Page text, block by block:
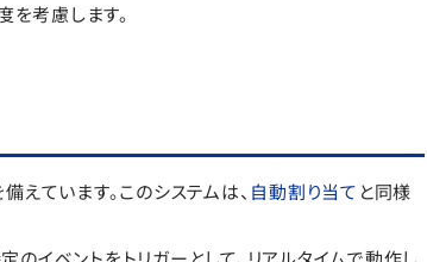
考慮します。
ています。このシステムは、 自動割り当て と同様